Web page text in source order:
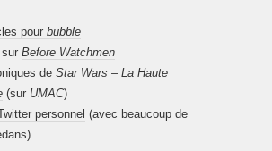
pour bubble
Before Watchmen
de Star Wars – La Haute
(sur UMAC)
personnel (avec beaucoup de